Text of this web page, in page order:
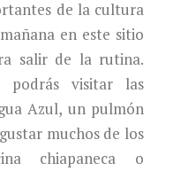
de la cultura
en este sitio
salir de la rutina.
podrás visitar las
Azul, un pulmón
muchos de los
chiapaneca o